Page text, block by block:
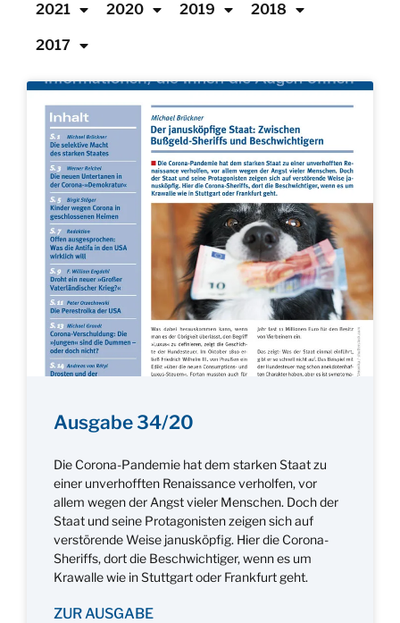
2021 2020 2019 2018
2017
Ausgabe 34/20
Die Corona-Pandemie hat dem starken Staat zu
einer unverhofften Renaissance verholfen, vor
allem wegen der Angst vieler Menschen. Doch der
Staat und seine Protagonisten zeigen sich auf
verstörende Weise janusköpfig. Hier die Corona-
Sheriffs, dort die Beschwichtiger, wenn es um
Krawalle wie in Stuttgart oder Frankfurt geht.
ZUR AUSGABE